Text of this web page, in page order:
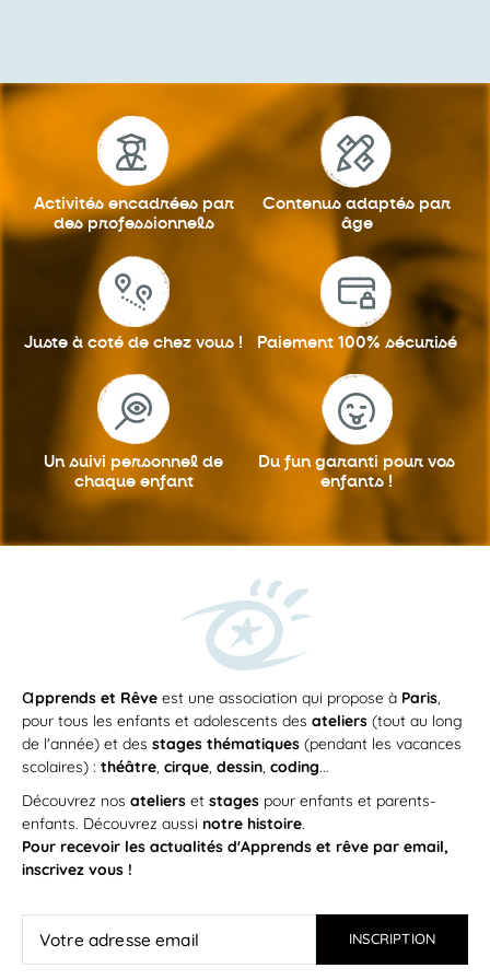
Activités encadrées par
des professionnels
Contenus adaptés par
âge
Juste à coté de chez vous ! Paiement 100% sécurisé
Un suivi personnel de
chaque enfant
Du fun garanti pour vos
enfants !
apprends et Rêve est une association qui propose à Paris,
pour tous les enfants et adolescents des ateliers (tout au long
de l'année) et des stages thématiques (pendant les vacances
scolaires) : théâtre, cirque, dessin, coding...
Découvrez nos ateliers et stages pour enfants et parents-
enfants. Découvrez aussi notre histoire.
Pour recevoir les actualités d'Apprends et rêve par email,
inscrivez vous !